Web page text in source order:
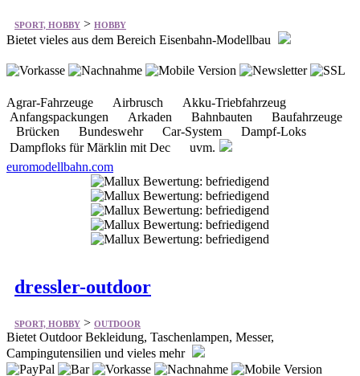
SPORT, HOBBY > HOBBY
Bietet vieles aus dem Bereich Eisenbahn-Modellbau
Agrar-Fahrzeuge Airbrusch Akku-Triebfahrzeug
Anfangspackungen Arkaden Bahnbauten Baufahrzeuge
Brücken Bundeswehr Car-System Dampf-Loks
Dampfloks für Märklin mit Dec uvm.
euromodellbahn.com
dressler-outdoor
SPORT, HOBBY > OUTDOOR
Bietet Outdoor Bekleidung, Taschenlampen, Messer,
Campingutensilien und vieles mehr